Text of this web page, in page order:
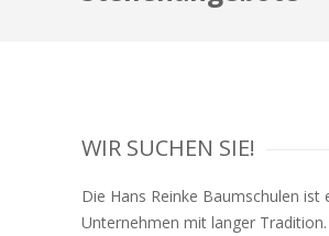
WIR SUCHEN SIE!
Die Hans Reinke Baumschulen ist
Unternehmen mit langer